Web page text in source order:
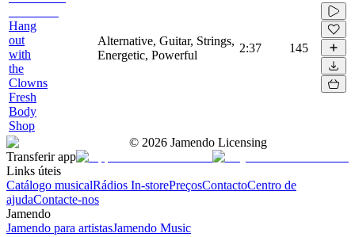
Hang
out
with
the
Clowns
Fresh
Body
Shop
Alternative, Guitar, Strings,
Energetic, Powerful
2:37 145
© 2026 Jamendo Licensing
Transferir app
Links úteis
Catálogo musicalRádios In-storePreçosContactoCentro de
ajudaContacte-nos
Jamendo
Jamendo para artistasJamendo Music